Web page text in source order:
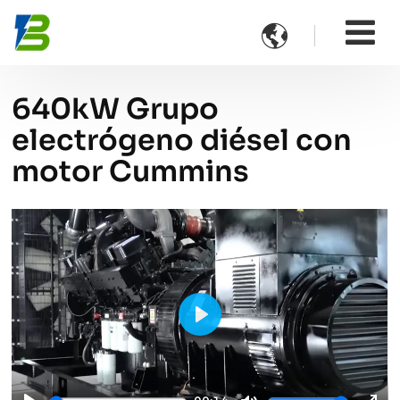

640kW Grupo
electrógeno diésel con
motor Cummins
Play